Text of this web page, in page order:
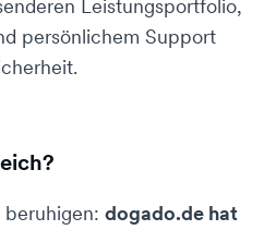
Leistungsportfolio,
persönlichem Support
dogado.de hat